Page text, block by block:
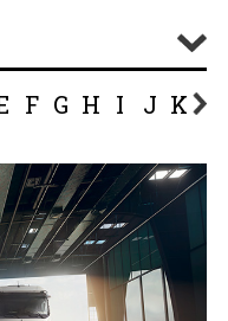
F G H I J K L